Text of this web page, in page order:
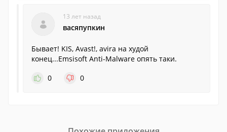
13 лет назад
васяпупкин
Бывает! KIS, Avast!, avira на худой
конец...Emsisoft Anti-Malware опять таки.
0
0